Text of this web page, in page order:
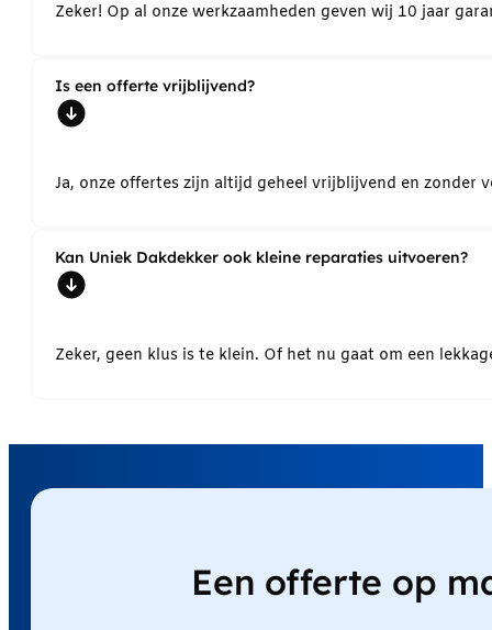
Zeker! Op al onze werkzaamheden geven wij 10 jaar
Is een offerte vrijblijvend?
Ja, onze offertes zijn altijd geheel vrijblijvend en
Kan Uniek Dakdekker ook kleine reparaties uitvoeren?
Zeker, geen klus is te klein. Of het nu gaat om een
Een offerte op